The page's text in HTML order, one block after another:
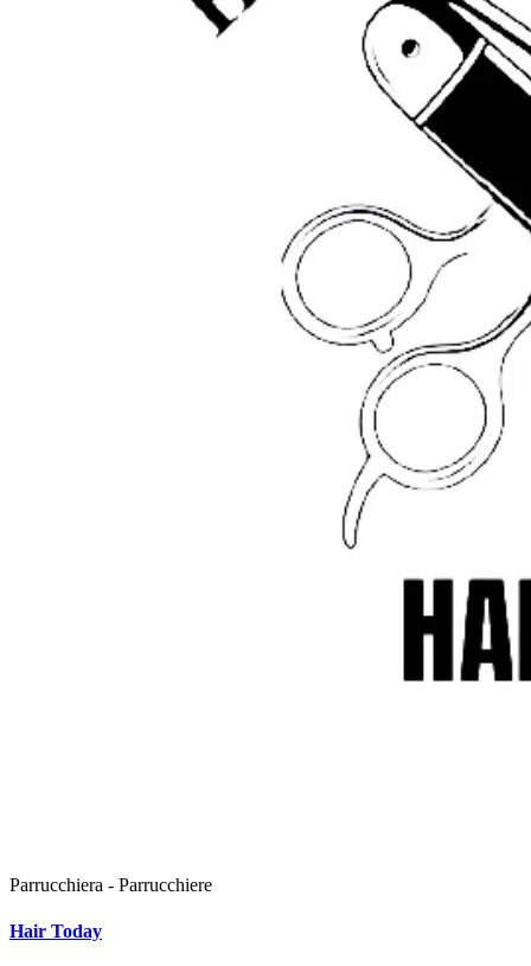
Parrucchiera - Parrucchiere
Hair Today